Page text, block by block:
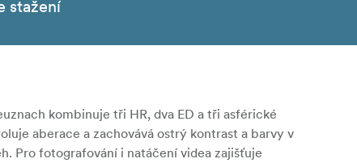
stažení
kombinuje tři HR, dva ED a tři asférické
aberace a zachovává ostrý kontrast a barvy v
Pro fotografování i natáčení videa zajišťuje